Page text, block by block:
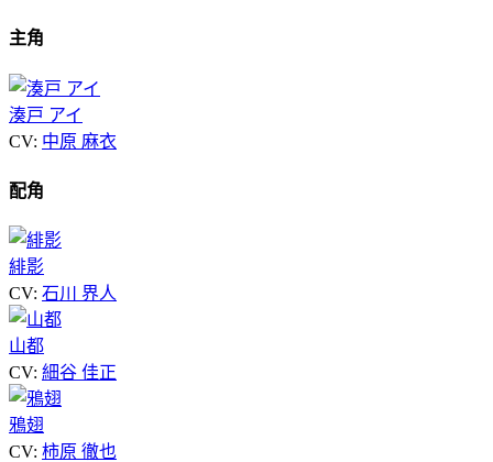
主角
湊戸 アイ
CV: 中原 麻衣
配角
緋影
CV: 石川 界人
山都
CV: 細谷 佳正
鴉翅
CV: 柿原 徹也